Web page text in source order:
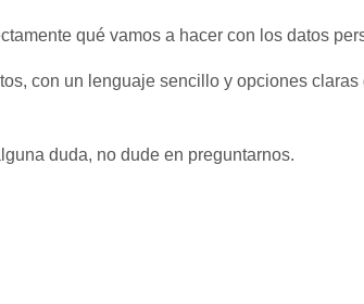
qué vamos a hacer con los datos
con un lenguaje sencillo y opciones
duda, no dude en preguntarnos.